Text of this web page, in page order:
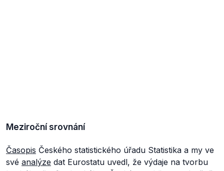
Meziroční srovnání
Časopis Českého statistického úřadu Statistika a my ve
své analýze dat Eurostatu uvedl, že výdaje na tvorbu